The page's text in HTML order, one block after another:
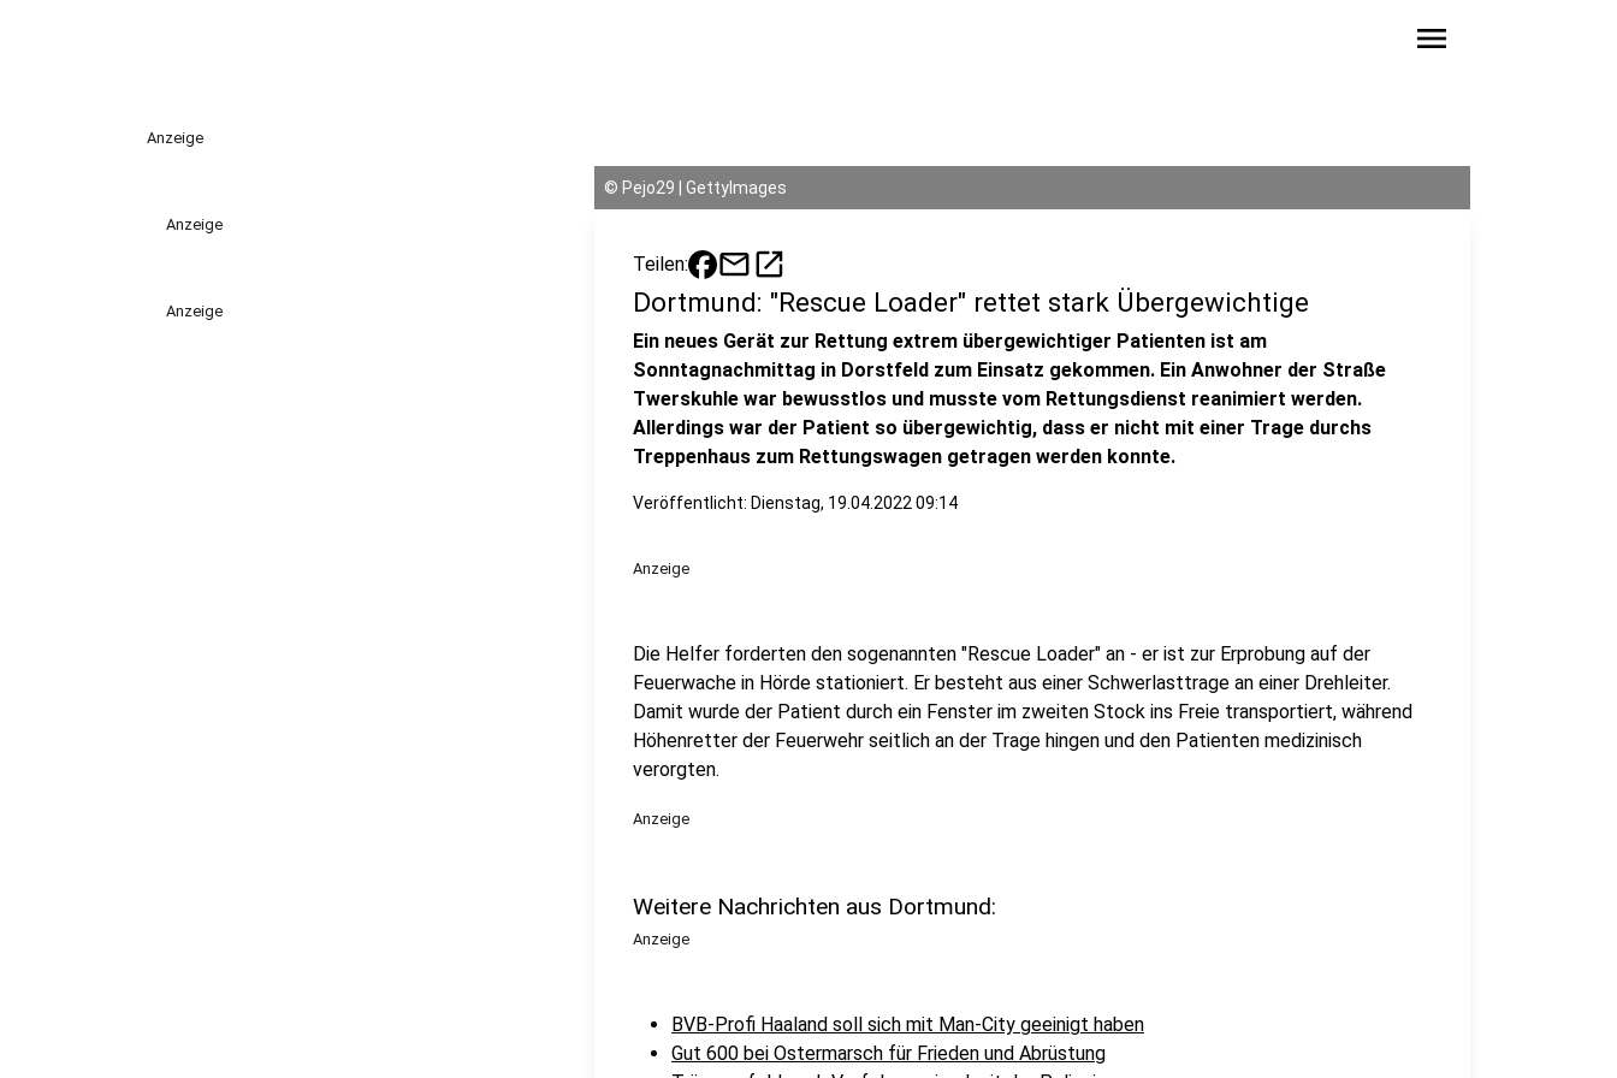
menu
Anzeige
Anzeige
Anzeige
© Pejo29 | GettyImages
Teilen: mailopen_in_new
Dortmund: "Rescue Loader" rettet stark Übergewichtige
Ein neues Gerät zur Rettung extrem übergewichtiger Patienten ist am
Sonntagnachmittag in Dorstfeld zum Einsatz gekommen. Ein Anwohner der Straße
Twerskuhle war bewusstlos und musste vom Rettungsdienst reanimiert werden.
Allerdings war der Patient so übergewichtig, dass er nicht mit einer Trage durchs
Treppenhaus zum Rettungswagen getragen werden konnte.
Veröffentlicht: Dienstag, 19.04.2022 09:14
Anzeige
Die Helfer forderten den sogenannten "Rescue Loader" an - er ist zur Erprobung auf der
Feuerwache in Hörde stationiert. Er besteht aus einer Schwerlasttrage an einer Drehleiter.
Damit wurde der Patient durch ein Fenster im zweiten Stock ins Freie transportiert, während
Höhenretter der Feuerwehr seitlich an der Trage hingen und den Patienten medizinisch
verorgten.
Anzeige
Weitere Nachrichten aus Dortmund:
Anzeige
BVB-Profi Haaland soll sich mit Man-City geeinigt haben
Gut 600 bei Ostermarsch für Frieden und Abrüstung